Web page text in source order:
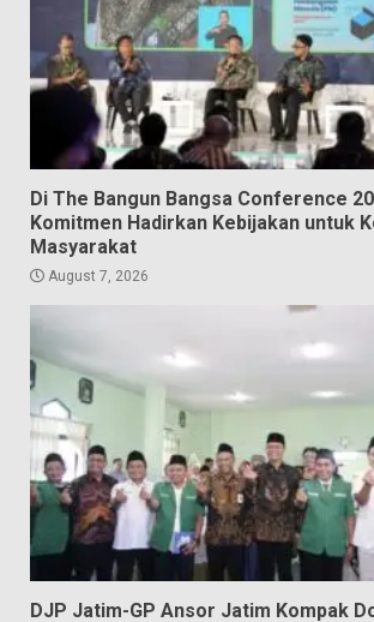
Di The Bangun Bangsa Conference
Komitmen Hadirkan Kebijakan untuk
Masyarakat
August 7, 2026
DJP Jatim-GP Ansor Jatim Kompak